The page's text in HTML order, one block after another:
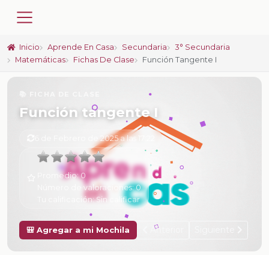
Inicio Aprende En Casa Secundaria
3° Secundaria
Matemáticas
Fichas De Clase Función Tangente I
Función tangente I
6 de Febrero de 2025 a las 17:22
Promedio:0
Número de valoraciones:0
Tu calificación:Sin calificar
🎒 Agregar a mi Mochila Anterior